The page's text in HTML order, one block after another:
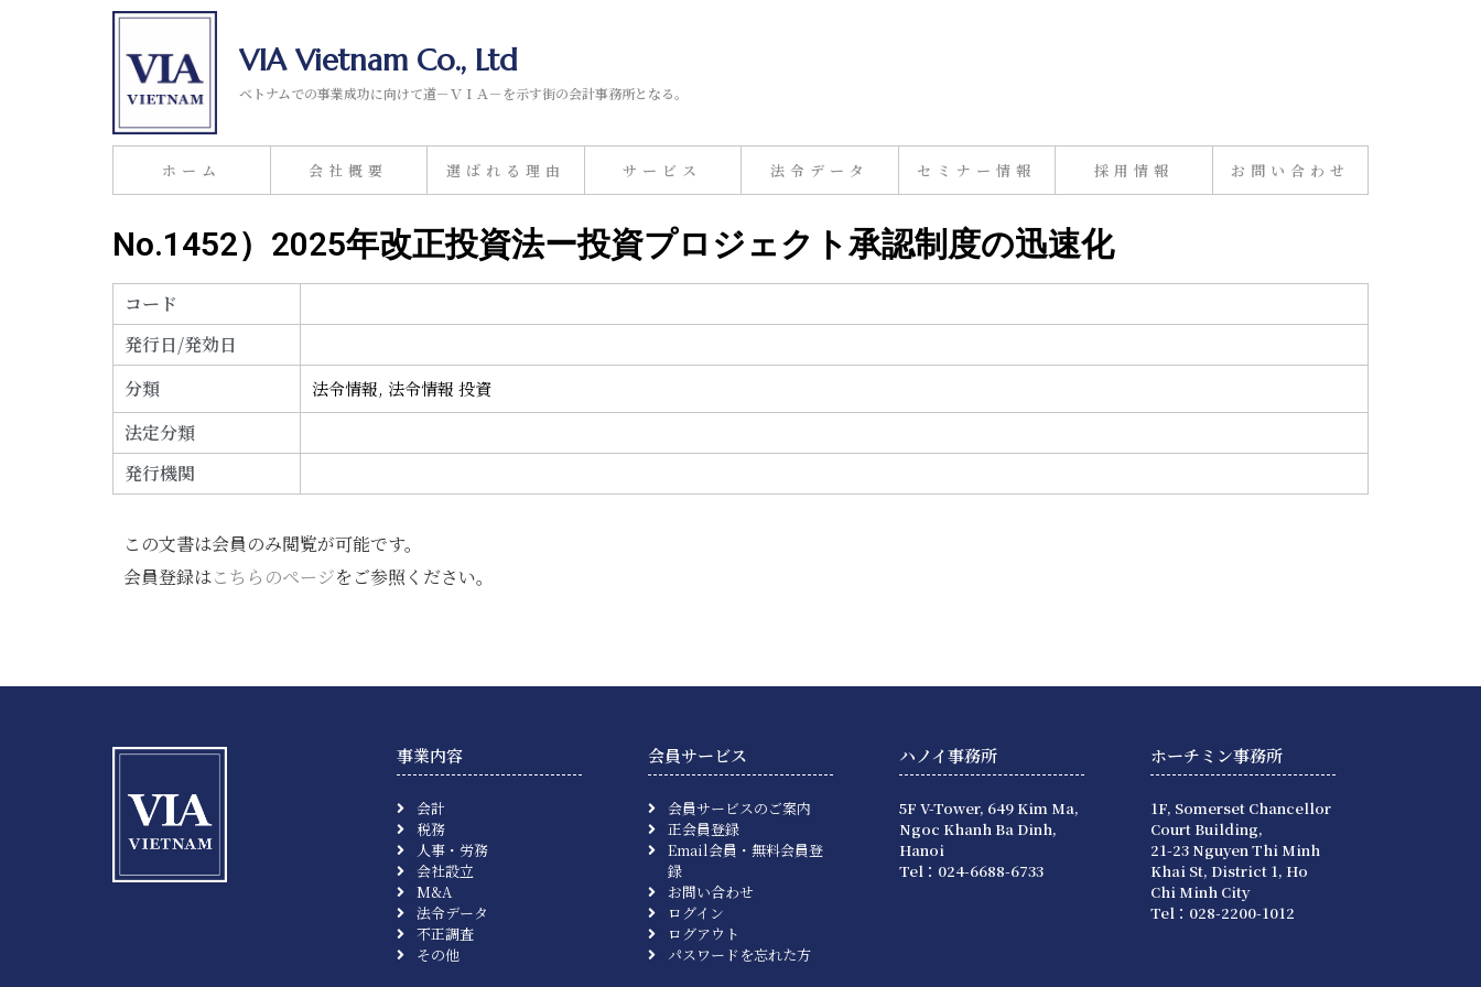
VIA Vietnam Co., Ltd
ベトナムでの事業成功に向けて道－ＶＩＡ－を示す街の会計事務所となる。
ホーム 会社概要 選ばれる理由 サービス 法令データ セミナー情報 採用情報 お問い合わせ
No.1452）2025年改正投資法ー投資プロジェクト承認制度の迅速化
コード
発行日/発効日
分類
法令情報, 法令情報 投資
法定分類
発行機関
この文書は会員のみ閲覧が可能です。
会員登録はこちらのページをご参照ください。
事業内容
会計
税務
人事・労務
会社設立
M&A
法令データ
不正調査
その他
会員サービス
会員サービスのご案内
正会員登録
Email会員・無料会員登
録
お問い合わせ
ログイン
ログアウト
パスワードを忘れた方
ハノイ事務所
5F V-Tower, 649 Kim Ma,
Ngoc Khanh Ba Dinh,
Hanoi
Tel：024-6688-6733
ホーチミン事務所
1F, Somerset Chancellor
Court Building,
21-23 Nguyen Thi Minh
Khai St, District 1, Ho
Chi Minh City
Tel：028-2200-1012